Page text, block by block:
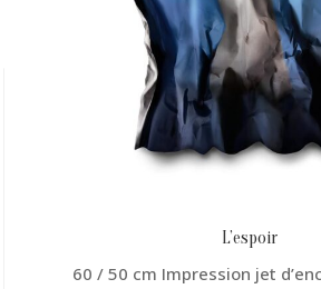
L’espoir
60 / 50 cm Impression jet